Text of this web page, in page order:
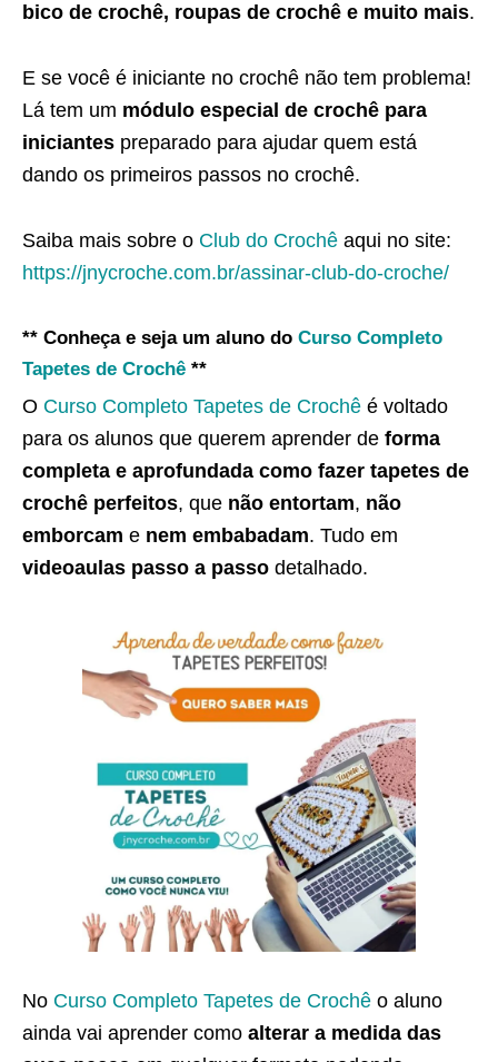
bico de crochê, roupas de crochê e muito mais.
E se você é iniciante no crochê não tem problema!
Lá tem um módulo especial de crochê para
iniciantes preparado para ajudar quem está
dando os primeiros passos no crochê.
Saiba mais sobre o Club do Crochê aqui no site:
https://jnycroche.com.br/assinar-club-do-croche/
** Conheça e seja um aluno do Curso Completo
Tapetes de Crochê **
O Curso Completo Tapetes de Crochê é voltado
para os alunos que querem aprender de forma
completa e aprofundada como fazer tapetes de
crochê perfeitos, que não entortam, não
emborcam e nem embabadam. Tudo em
videoaulas passo a passo detalhado.
No Curso Completo Tapetes de Crochê o aluno
ainda vai aprender como alterar a medida das